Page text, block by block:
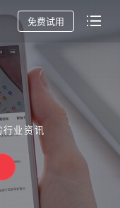
免费试用
行业资讯